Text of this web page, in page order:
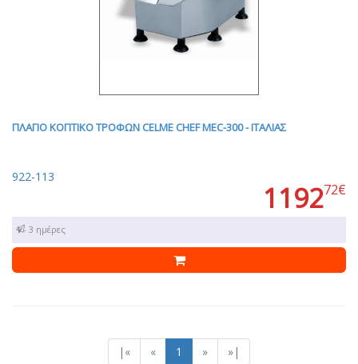
ΠΛΑΓΙΟ ΚOΠΤΙΚΟ ΤΡΟΦΩΝ CELME CHEF MEC-300 - ITAΛΙΑΣ
922-113
119272€
1 - 3 ημέρες
|« « 1 » »|